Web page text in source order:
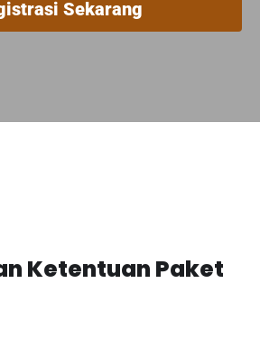
Sekarang
Ketentuan Paket